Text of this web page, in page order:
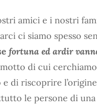
amici e i nostri
ci siamo spesso
fortuna ed ardir
di cui
di riscoprire
le persone di